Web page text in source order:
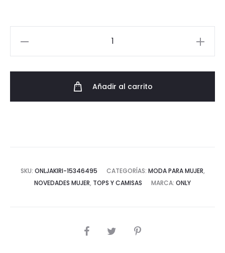
Añadir al carrito
SKU: ONLJAKIRI-15346495 CATEGORÍAS: MODA PARA MUJER,
NOVEDADES MUJER, TOPS Y CAMISAS MARCA: ONLY
COMPARTIR